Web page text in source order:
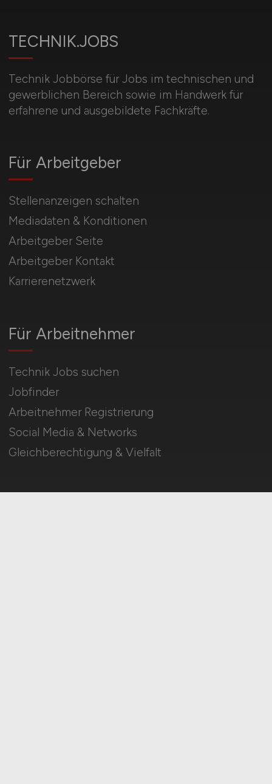
TECHNIK.JOBS
Technik Jobbörse für Jobs im technischen und
gewerblichen Bereich sowie im Handwerk für
erfahrene und ausgebildete Fachkräfte.
Für Arbeitnehmer
Technik Jobs suchen
Jobfinder
Arbeitnehmer Registrierung
Social Media & Networks
Gleichberechtigung & Vielfalt
Für Arbeitgeber
Stellenanzeigen schalten
Mediadaten & Konditionen
Arbeitgeber Seite
Arbeitgeber Kontakt
Karrierenetzwerk